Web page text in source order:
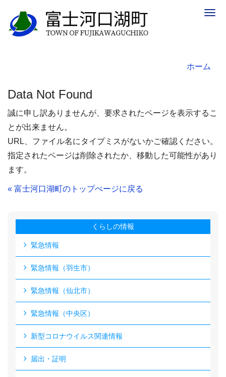
ホーム
Data Not Found
誠に申し訳ありませんが、要求されたページを表示するこ
とが出来ません。
URL、ファイル名にタイプミスがないかご確認ください。
指定されたページは削除されたか、移動した可能性があり
ます。
« 富士河口湖町のトップぺージに戻る
くらしの情報
緊急情報
緊急情報（羽生市）
緊急情報（仙北市）
緊急情報（中央区）
新型コロナウイルス関連情報
届出・証明